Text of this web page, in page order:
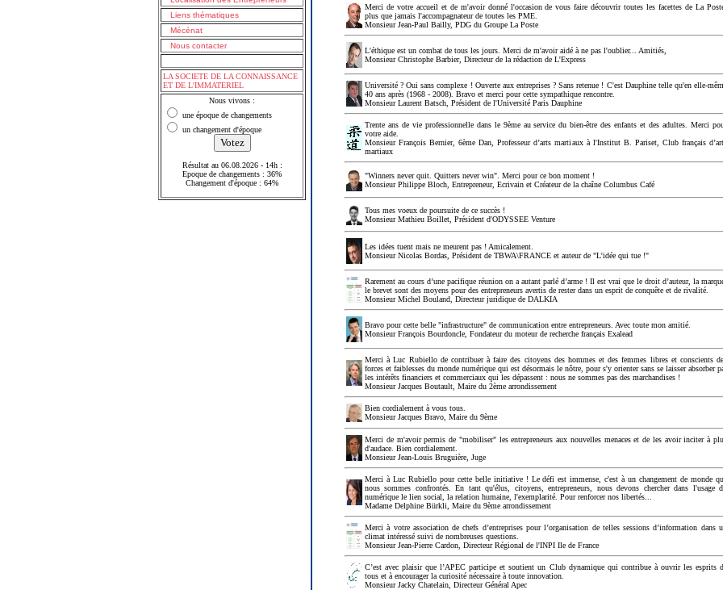
Liens thématiques
Mécénat
Nous contacter
LA SOCIETE DE LA CONNAISSANCE
ET DE L'IMMATERIEL
Nous vivons :
une époque de changements
un changement d'époque
Résultat au 06.08.2026 - 14h :
Epoque de changements : 36%
Changement d'époque : 64%
Merci de votre accueil et de m'avoir donné l'occasion de vous faire découvrir toutes les facettes de La
plus que jamais l'accompagnateur de toutes les PME.
Monsieur Jean-Paul Bailly, PDG du Groupe La Poste
L'éthique est un combat de tous les jours. Merci de m'avoir aidé à ne pas l'oublier... Amitiés,
Monsieur Christophe Barbier, Directeur de la rédaction de L'Express
Université ? Oui sans complexe ! Ouverte aux entreprises ? Sans retenue ! C'est Dauphine telle qu'en elle-
40 ans après (1968 - 2008). Bravo et merci pour cette sympathique rencontre.
Monsieur Laurent Batsch, Président de l'Université Paris Dauphine
Trente ans de vie professionnelle dans le 9ème au service du bien-être des enfants et des adultes. Merci
votre aide.
Monsieur François Bernier, 6ème Dan, Professeur d’arts martiaux à l'Institut B. Pariset, Club français
martiaux
"Winners never quit. Quitters never win". Merci pour ce bon moment !
Monsieur Philippe Bloch, Entrepreneur, Ecrivain et Créateur de la chaîne Columbus Café
Tous mes voeux de poursuite de ce succès !
Monsieur Mathieu Boillet, Président d'ODYSSEE Venture
Les idées tuent mais ne meurent pas ! Amicalement.
Monsieur Nicolas Bordas, Président de TBWA\FRANCE et auteur de "L'idée qui tue !"
Rarement au cours d’une pacifique réunion on a autant parlé d’arme ! Il est vrai que le droit d’auteur, la
le brevet sont des moyens pour des entrepreneurs avertis de rester dans un esprit de conquête et de rivalité.
Monsieur Michel Bouland, Directeur juridique de DALKIA
Bravo pour cette belle "infrastructure" de communication entre entrepreneurs. Avec toute mon amitié.
Monsieur François Bourdoncle, Fondateur du moteur de recherche français Exalead
Merci à Luc Rubiello de contribuer à faire des citoyens des hommes et des femmes libres et conscients
forces et faiblesses du monde numérique qui est désormais le nôtre, pour s'y orienter sans se laisser absorber
les intérêts financiers et commerciaux qui les dépassent : nous ne sommes pas des marchandises !
Monsieur Jacques Boutault, Maire du 2ème arrondissement
Bien cordialement à vous tous.
Monsieur Jacques Bravo, Maire du 9ème
Merci de m'avoir permis de "mobiliser" les entrepreneurs aux nouvelles menaces et de les avoir inciter à
d'audace. Bien cordialement.
Monsieur Jean-Louis Bruguière, Juge
Merci à Luc Rubiello pour cette belle initiative ! Le défi est immense, c'est à un changement de monde
nous sommes confrontés. En tant qu'élus, citoyens, entrepreneurs, nous devons chercher dans l'usage
numérique le lien social, la relation humaine, l'exemplarité. Pour renforcer nos libertés...
Madame Delphine Bürkli, Maire du 9ème arrondissement
Merci à votre association de chefs d’entreprises pour l’organisation de telles sessions d’information dans
climat intéressé suivi de nombreuses questions.
Monsieur Jean-Pierre Cardon, Directeur Régional de l'INPI Ile de France
C’est avec plaisir que l’APEC participe et soutient un Club dynamique qui contribue à ouvrir les esprits
tous et à encourager la curiosité nécessaire à toute innovation.
Monsieur Jacky Chatelain, Directeur Général Apec